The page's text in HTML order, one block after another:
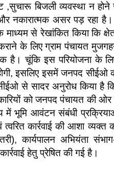
,सुचारू बिजली व्यवस्था न
और नकारात्मक असर पड़ रहा
से रेखांकित किया कि
कराने के लिए ग्राम पंचायत
है। चूंकि इस परियोजना के
इसलिए इसमें जनपद सीईओ की
से सादर अनुरोध किया है
को जनपद पंचायत
में भूमि आवंटन संबंधी
कार्रवाई की आशा व्यक्त
कार्यपालन अभियंता
हेतु प्रेषित की गई है।